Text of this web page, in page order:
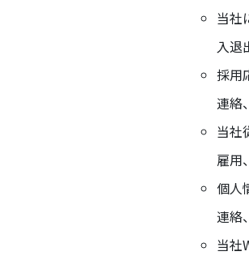
当社
入退
採用
連絡
当社
雇用
個人
連絡
当社